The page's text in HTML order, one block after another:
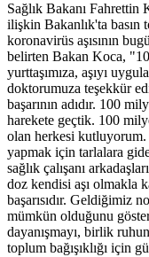
Sağlık Bakanı Fahrettin
ilişkin Bakanlık'ta basın
koronavirüs aşısının
belirten Bakan Koca,
yurttaşımıza, aşıyı
doktorumuza teşekkür
başarının adıdır. 100
harekete geçtik. 100
olan herkesi kutluyorum.
yapmak için tarlalara
sağlık çalışanı
doz kendisi aşı olmakla
başarısıdır. Geldiğimiz
mümkün olduğunu
dayanışmayı, birlik
toplum bağışıklığı için